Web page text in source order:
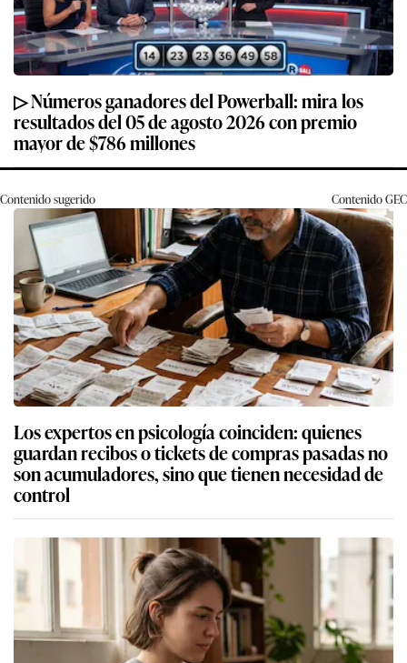
▷ Números ganadores del Powerball: mira los
resultados del 05 de agosto 2026 con premio
mayor de $786 millones
Contenido sugerido ContenidoGEC
Los expertos en psicología coinciden: quienes
guardan recibos o tickets de compras pasadas no
son acumuladores, sino que tienen necesidad de
control